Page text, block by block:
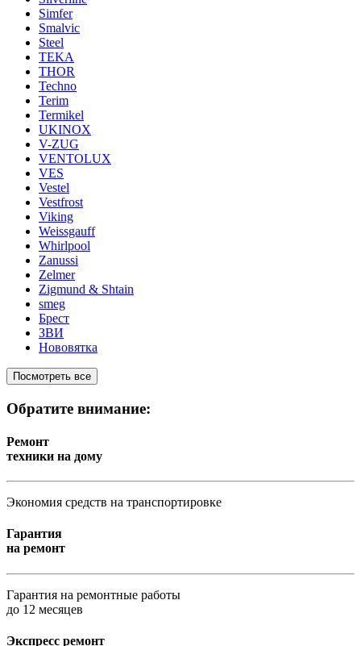
Simfer
Smalvic
Steel
TEKA
THOR
Techno
Terim
Termikel
UKINOX
V-ZUG
VENTOLUX
VES
Vestel
Vestfrost
Viking
Weissgauff
Whirlpool
Zanussi
Zelmer
Zigmund & Shtain
smeg
Брест
ЗВИ
Нововятка
Посмотреть все
Обратите внимание:
Ремонт
техники на дому
Экономия средств на транспортировке
Гарантия
на ремонт
Гарантия на ремонтные работы
до 12 месяцев
Экспресс ремонт